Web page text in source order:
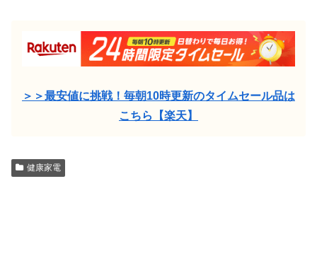
＞＞最安値に挑戦！毎朝10時更新のタイムセール品は
こちら【楽天】
健康家電